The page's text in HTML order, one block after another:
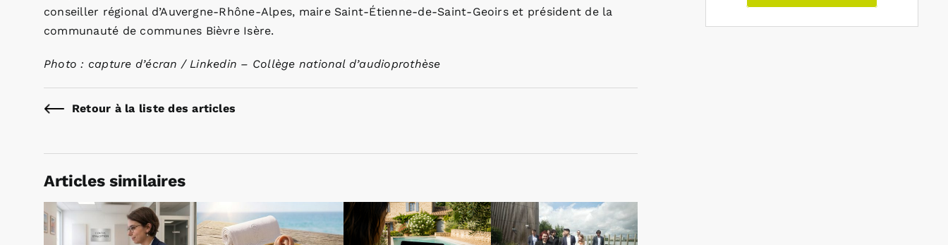
conseiller régional d’Auvergne-Rhône-Alpes, maire Saint-Étienne-de-Saint-Geoirs et président de la
communauté de communes Bièvre Isère.
Photo : capture d’écran / Linkedin – Collège national d’audioprothèse
Retour à la liste des articles
Articles similaires